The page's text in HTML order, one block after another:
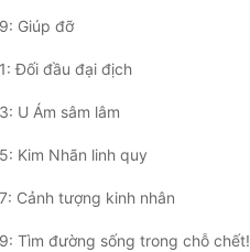
Giúp đỡ
Đối đầu đại địch
U Ám sâm lâm
Kim Nhãn linh quy
Cảnh tượng kinh nhân
Tìm đường sống trong chỗ chết!